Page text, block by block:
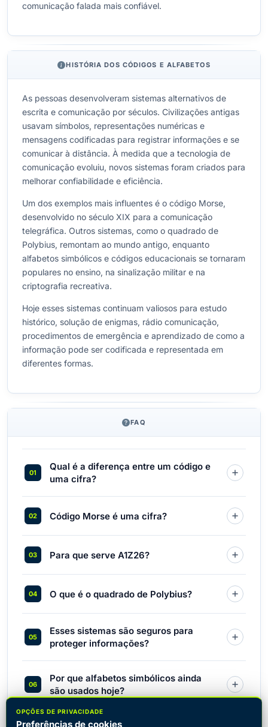
comunicação falada mais confiável.
HISTÓRIA DOS CÓDIGOS E ALFABETOS
As pessoas desenvolveram sistemas alternativos de
escrita e comunicação por séculos. Civilizações antigas
usavam símbolos, representações numéricas e
mensagens codificadas para registrar informações e se
comunicar à distância. À medida que a tecnologia de
comunicação evoluiu, novos sistemas foram criados para
melhorar confiabilidade e eficiência.
Um dos exemplos mais influentes é o código Morse,
desenvolvido no século XIX para a comunicação
telegráfica. Outros sistemas, como o quadrado de
Polybius, remontam ao mundo antigo, enquanto
alfabetos simbólicos e códigos educacionais se tornaram
populares no ensino, na sinalização militar e na
criptografia recreativa.
Hoje esses sistemas continuam valiosos para estudo
histórico, solução de enigmas, rádio comunicação,
procedimentos de emergência e aprendizado de como a
informação pode ser codificada e representada em
diferentes formas.
FAQ
Qual é a diferença entre um código e
uma cifra?
Código Morse é uma cifra?
Para que serve A1Z26?
O que é o quadrado de Polybius?
Esses sistemas são seguros para
proteger informações?
Por que alfabetos simbólicos ainda
são usados hoje?
OPÇÕES DE PRIVACIDADE
Preferências de cookies